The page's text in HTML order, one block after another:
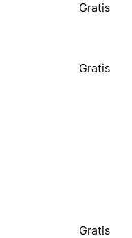
Gratis
Gratis
Gratis